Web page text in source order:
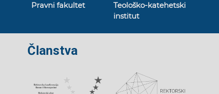
Pravni fakultet
Teološko-katehetski
institut
Članstva